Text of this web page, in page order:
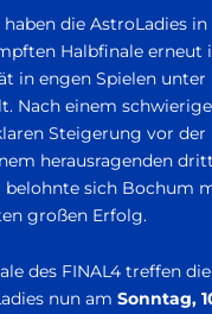
die AstroLadies in
Halbfinale erneut
in engen Spielen unter
Nach einem
Steigerung vor der
herausragenden
belohnte sich Bochum
großen Erfolg.
des FINAL4 treffen die
nun am Sonntag,